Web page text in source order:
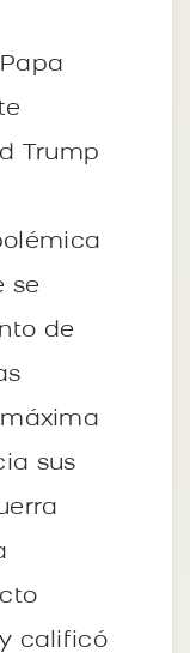
Trump
se
de
sus
calificó